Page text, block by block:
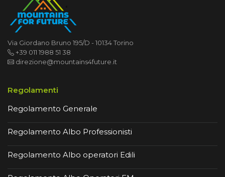
Via Giordano Bruno 195/D - 10134 Torino
+39 011 1988 51 38
direzione@mountains4future.it
Regolamenti
Regolamento Generale
Regolamento Albo Professionisti
Regolamento Albo operatori Edili